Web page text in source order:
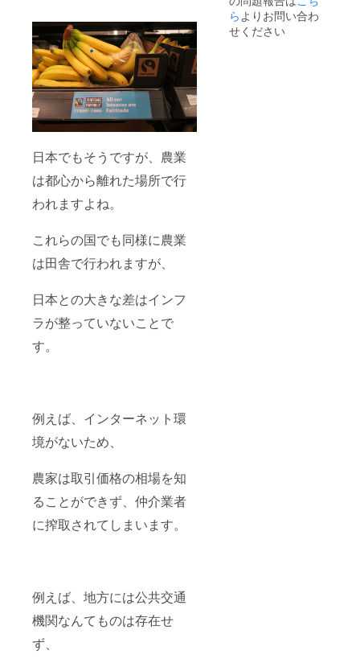
日本でもそうですが、農業
は都心から離れた場所で行
われますよね。
これらの国でも同様に農業
は田舎で行われますが、
日本との大きな差はインフ
ラが整っていないことで
す。
例えば、インターネット環
境がないため、
農家は取引価格の相場を知
ることができず、仲介業者
に搾取されてしまいます。
例えば、地方には公共交通
機関なんてものは存在せ
ず、
ら よりお問い合わ
せください